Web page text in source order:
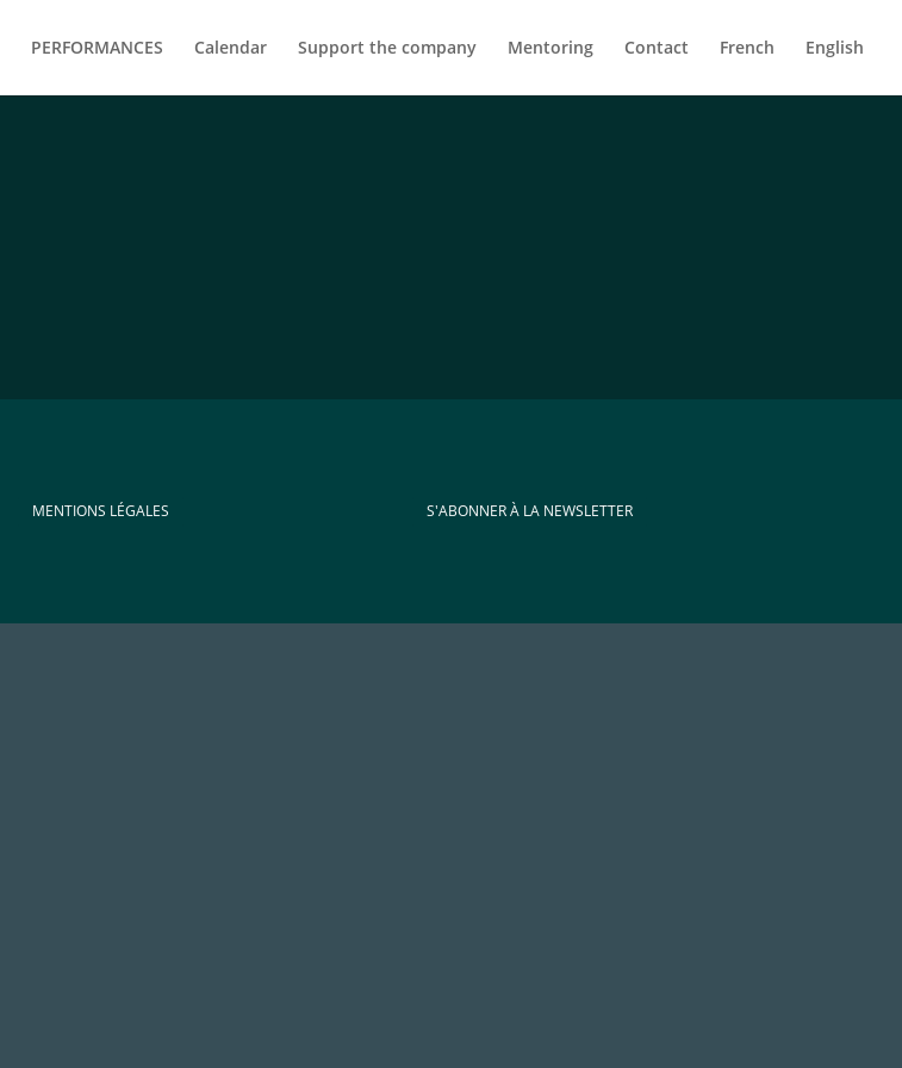
PERFORMANCES Calendar Support the company Mentoring Contact French English
MENTIONS LÉGALES S'ABONNER À LA NEWSLETTER